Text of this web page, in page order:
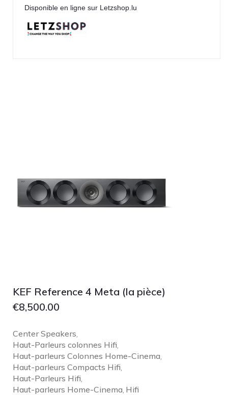
Disponible en ligne sur Letzshop.lu
KEF Reference 4 Meta (la pièce)
€8,500.00
Center Speakers
Haut-Parleurs colonnes Hifi
Haut-parleurs Colonnes Home-Cinema
Haut-parleurs Compacts Hifi
Haut-Parleurs Hifi
Haut-parleurs Home-Cinema Hifi